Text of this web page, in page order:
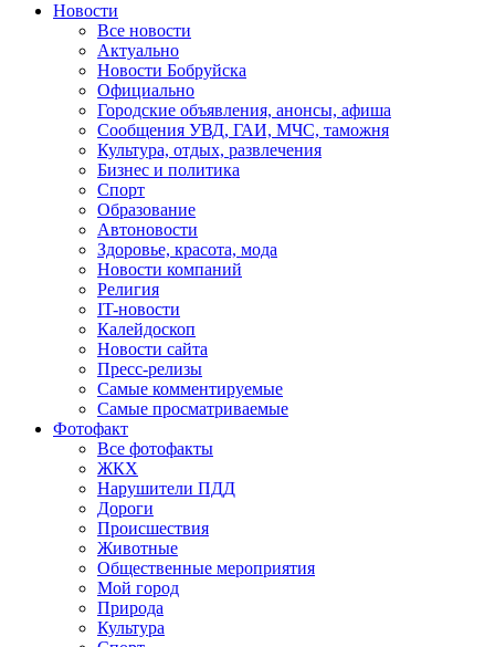
Новости
Все новости
Актуально
Новости Бобруйска
Официально
Городские объявления, анонсы, афиша
Сообщения УВД, ГАИ, МЧС, таможня
Культура, отдых, развлечения
Бизнес и политика
Спорт
Образование
Автоновости
Здоровье, красота, мода
Новости компаний
Религия
IT-новости
Калейдоскоп
Новости сайта
Пресс-релизы
Самые комментируемые
Самые просматриваемые
Фотофакт
Все фотофакты
ЖКХ
Нарушители ПДД
Дороги
Происшествия
Животные
Общественные мероприятия
Мой город
Природа
Культура